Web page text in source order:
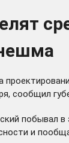
сообщил
побывал
и